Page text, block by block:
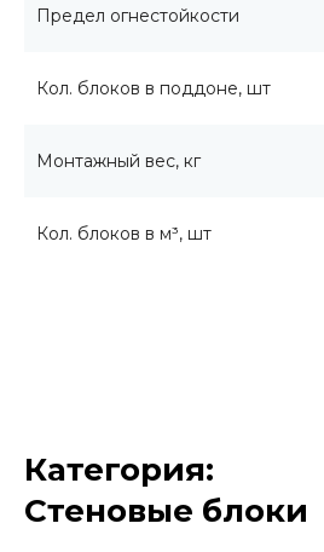
Предел огнестойкости
Кол. блоков в поддоне, шт
Монтажный вес, кг
Кол. блоков в м³, шт
Категория:
Стеновые блоки